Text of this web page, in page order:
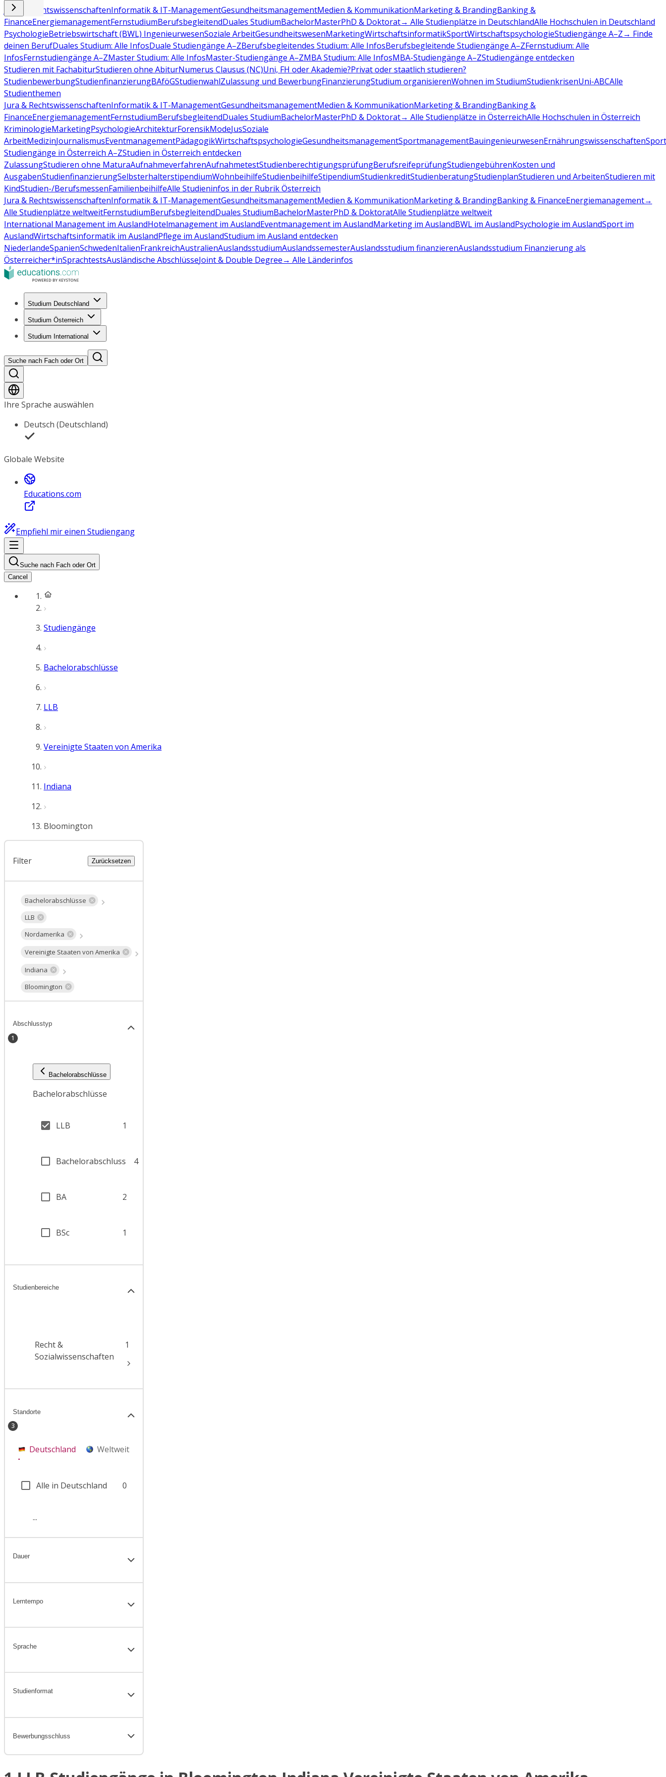
Jura & RechtswissenschaftenInformatik & IT-ManagementGesundheitsmanagementMedien & KommunikationMarketing & BrandingBanking &
FinanceEnergiemanagementFernstudiumBerufsbegleitendDuales StudiumBachelorMasterPhD & Doktorat→ Alle Studienplätze in DeutschlandAlle Hochschulen in Deutschland
PsychologieBetriebswirtschaft (BWL) IngenieurwesenSoziale ArbeitGesundheitswesenMarketingWirtschaftsinformatikSportWirtschaftspsychologieStudiengänge A–Z→ Finde
deinen BerufDuales Studium: Alle InfosDuale Studiengänge A–ZBerufsbegleitendes Studium: Alle InfosBerufsbegleitende Studiengänge A–ZFernstudium: Alle
InfosFernstudiengänge A–ZMaster Studium: Alle InfosMaster-Studiengänge A–ZMBA Studium: Alle InfosMBA-Studiengänge A–ZStudiengänge entdecken
Studieren mit FachabiturStudieren ohne AbiturNumerus Clausus (NC)Uni, FH oder Akademie?Privat oder staatlich studieren?
StudienbewerbungStudienfinanzierungBAföGStudienwahlZulassung und BewerbungFinanzierungStudium organisierenWohnen im StudiumStudienkrisenUni-ABCAlle
Studienthemen
Jura & RechtswissenschaftenInformatik & IT-ManagementGesundheitsmanagementMedien & KommunikationMarketing & BrandingBanking &
FinanceEnergiemanagementFernstudiumBerufsbegleitendDuales StudiumBachelorMasterPhD & Doktorat→ Alle Studienplätze in ÖsterreichAlle Hochschulen in Österreich
KriminologieMarketingPsychologieArchitekturForensikModeJusSoziale
ArbeitMedizinJournalismusEventmanagementPädagogikWirtschaftspsychologieGesundheitsmanagementSportmanagementBauingenieurwesenErnährungswissenschaften
Studiengänge in Österreich A–ZStudien in Österreich entdecken
ZulassungStudieren ohne MaturaAufnahmeverfahrenAufnahmetestStudienberechtigungsprüfungBerufsreifeprüfungStudiengebührenKosten und
AusgabenStudienfinanzierungSelbsterhalterstipendiumWohnbeihilfeStudienbeihilfeStipendiumStudienkreditStudienberatungStudienplanStudieren und ArbeitenStudieren mit
KindStudien-/BerufsmessenFamilienbeihilfeAlle Studieninfos in der Rubrik Österreich
Jura & RechtswissenschaftenInformatik & IT-ManagementGesundheitsmanagementMedien & KommunikationMarketing & BrandingBanking & FinanceEnergiemanagement→
Alle Studienplätze weltweitFernstudiumBerufsbegleitendDuales StudiumBachelorMasterPhD & DoktoratAlle Studienplätze weltweit
International Management im AuslandHotelmanagement im AuslandEventmanagement im AuslandMarketing im AuslandBWL im AuslandPsychologie im AuslandSport im
AuslandWirtschaftsinformatik im AuslandPflege im AuslandStudium im Ausland entdecken
NiederlandeSpanienSchwedenItalienFrankreichAustralienAuslandsstudiumAuslandssemesterAuslandsstudium finanzierenAuslandsstudium Finanzierung als
Österreicher*inSprachtestsAusländische AbschlüsseJoint & Double Degree→ Alle Länderinfos
Studium Deutschland
Studium Österreich
Studium International
Suche nach Fach oder Ort
Ihre Sprache auswählen
Deutsch (Deutschland)
Globale Website
Educations.com
Empfiehl mir einen Studiengang
Suche nach Fach oder Ort
Cancel
Studiengänge
Bachelorabschlüsse
LLB
Vereinigte Staaten von Amerika
Indiana
Bloomington
Filter Zurücksetzen
Bachelorabschlüsse
LLB
Nordamerika
Vereinigte Staaten von Amerika
Indiana
Bloomington
Abschlusstyp
1
Bachelorabschlüsse
Bachelorabschlüsse
LLB 1
Bachelorabschluss 4
BA 2
BSc 1
Studienbereiche
Recht &
Sozialwissenschaften
1
Standorte
3
Deutschland Weltweit
Alle in Deutschland 0
...
Dauer
Lerntempo
Sprache
Studienformat
Bewerbungsschluss